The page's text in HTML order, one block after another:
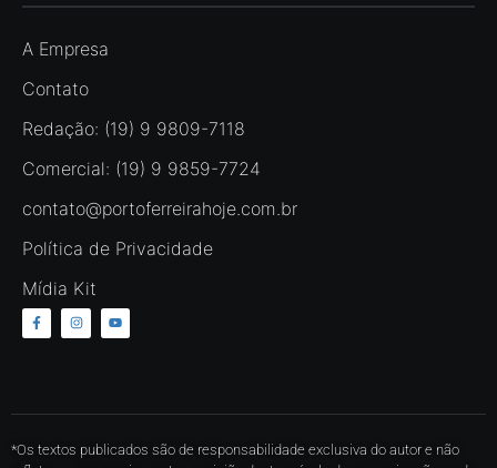
A Empresa
Contato
Redação: (19) 9 9809-7118
Comercial: (19) 9 9859-7724
contato@portoferreirahoje.com.br
Política de Privacidade
Mídia Kit
*Os textos publicados são de responsabilidade exclusiva do autor e não